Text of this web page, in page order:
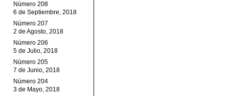
Número 208
6 de Septiembre, 2018
Número 207
2 de Agosto, 2018
Número 206
5 de Julio, 2018
Número 205
7 de Junio, 2018
Número 204
3 de Mayo, 2018